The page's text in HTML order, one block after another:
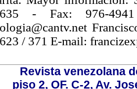
- Fax: 976-
/ 371 E-mail:
Revista venezolana
piso 2, OF. C-2, Av.